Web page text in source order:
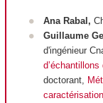
Ana Rabal,
Guillaume
d'ingénieur
doctorant,